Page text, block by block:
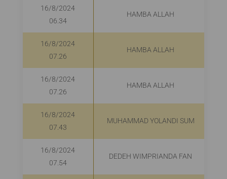
16/8/2024
06.34
HAMBA ALLAH
16/8/2024
07.26
HAMBA ALLAH
16/8/2024
07.26
HAMBA ALLAH
16/8/2024
07.43
MUHAMMAD YOLANDI SUM
16/8/2024
07.54
DEDEH WIMPRIANDA FAN